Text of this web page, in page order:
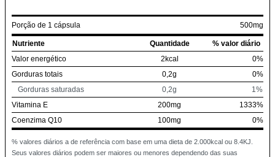
Porção de 1 cápsula 500mg
Nutriente Quantidade
% valor diário
Valor energético
2kcal
0%
Gorduras totais
0,2g
0%
Gorduras saturadas
0,2g
1%
Vitamina E
200mg
1333%
Coenzima Q10
100mg 0%
% valores diários a de referência com base em uma dieta de 2.000kcal ou 8.4KJ.
Seus valores diários podem ser maiores ou menores dependendo das suas